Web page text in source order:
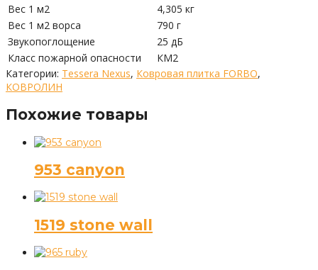
Вес 1 м2
4,305 кг
Вес 1 м2 ворса
790 г
Звукопоглощение
25 дБ
Класс пожарной опасности
КМ2
Категории: Tessera Nexus, Ковровая плитка FORBO,
КОВРОЛИН
Похожие товары
953 canyon
1519 stone wall